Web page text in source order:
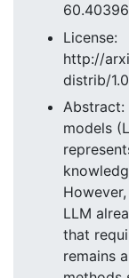
License:
http://
distrib/
Abstract:
models
LLM
that
remains